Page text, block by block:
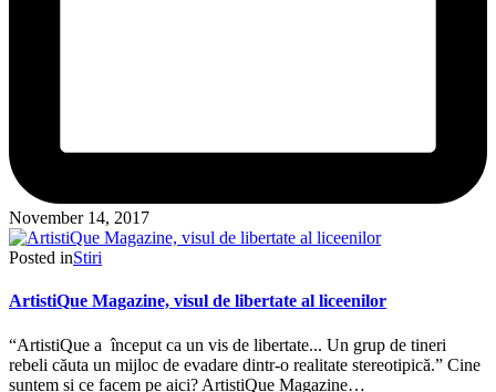
November 14, 2017
Posted inStiri
ArtistiQue Magazine, visul de libertate al liceenilor
“ArtistiQue a început ca un vis de libertate... Un grup de tineri
rebeli căuta un mijloc de evadare dintr-o realitate stereotipică.” Cine
suntem si ce facem pe aici? ArtistiQue Magazine…